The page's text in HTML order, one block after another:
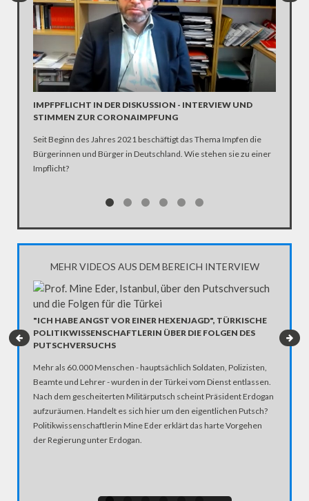
IMPFPFLICHT IN DER DISKUSSION - INTERVIEW UND
STIMMEN ZUR CORONAIMPFUNG
Seit Beginn des Jahres 2021 beschäftigt das Thema Impfen die
Bürgerinnen und Bürger in Deutschland. Wie stehen sie zu einer
Impflicht?
MEHR VIDEOS AUS DEM BEREICH INTERVIEW
"ICH HABE ANGST VOR EINER HEXENJAGD", TÜRKISCHE
POLITIKWISSENSCHAFTLERIN ÜBER DIE FOLGEN DES
PUTSCHVERSUCHS
Mehr als 60.000 Menschen - hauptsächlich Soldaten, Polizisten,
Beamte und Lehrer - wurden in der Türkei vom Dienst entlassen.
Nach dem gescheiterten Militärputsch scheint Präsident Erdogan
aufzuräumen. Handelt es sich hier um den eigentlichen Putsch?
Politikwissenschaftlerin Mine Eder erklärt das harte Vorgehen
der Regierung unter Erdogan.